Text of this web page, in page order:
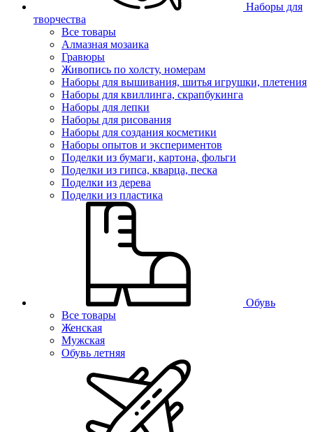
Наборы для
творчества
Все товары
Алмазная мозаика
Гравюры
Живопись по холсту, номерам
Наборы для вышивания, шитья игрушки, плетения
Наборы для квиллинга, скрапбукинга
Наборы для лепки
Наборы для рисования
Наборы для создания косметики
Наборы опытов и экспериментов
Поделки из бумаги, картона, фольги
Поделки из гипса, кварца, песка
Поделки из дерева
Поделки из пластика
Обувь
Все товары
Женская
Мужская
Обувь летняя